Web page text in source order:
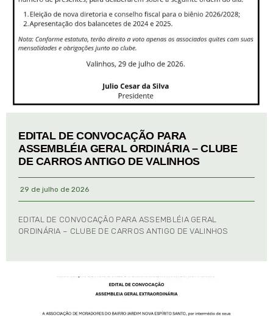
EDITAL DE CONVOCAÇÃO PARA
ASSEMBLÉIA GERAL ORDINÁRIA – CLUBE
DE CARROS ANTIGO DE VALINHOS
29 de julho de 2026
EDITAL DE CONVOCAÇÃO PARA ASSEMBLÉIA GERAL
ORDINÁRIA – CLUBE DE CARROS ANTIGO DE VALINHOS